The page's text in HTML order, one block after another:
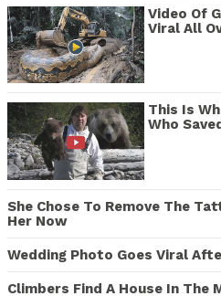
Video Of
Viral All
This Is
Who
She Chose To Remove The
Her Now
Wedding Photo Goes Viral
Climbers Find A House In The